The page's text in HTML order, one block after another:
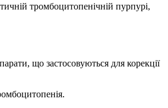
тромбоцитопенічній пурпурі,
що застосовуються для корекції